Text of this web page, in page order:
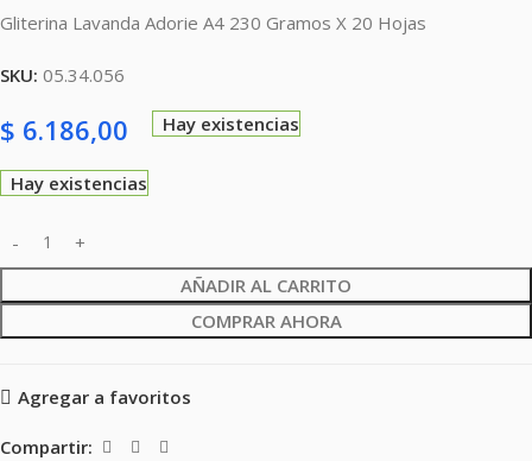
Gliterina Lavanda Adorie A4 230 Gramos X 20 Hojas
SKU: 05.34.056
$ 6.186,00 Hay existencias
Hay existencias
AÑADIR AL CARRITO
COMPRAR AHORA
Agregar a favoritos
Compartir: